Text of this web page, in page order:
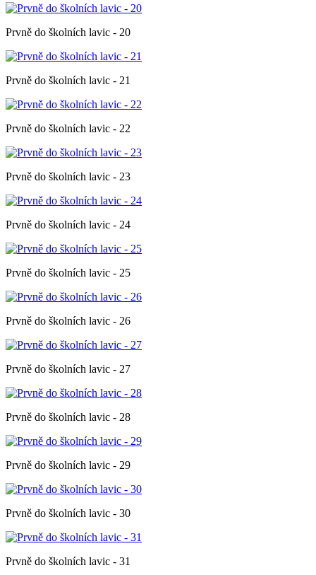
Prvně do školních lavic - 20
Prvně do školních lavic - 21
Prvně do školních lavic - 22
Prvně do školních lavic - 23
Prvně do školních lavic - 24
Prvně do školních lavic - 25
Prvně do školních lavic - 26
Prvně do školních lavic - 27
Prvně do školních lavic - 28
Prvně do školních lavic - 29
Prvně do školních lavic - 30
Prvně do školních lavic - 31